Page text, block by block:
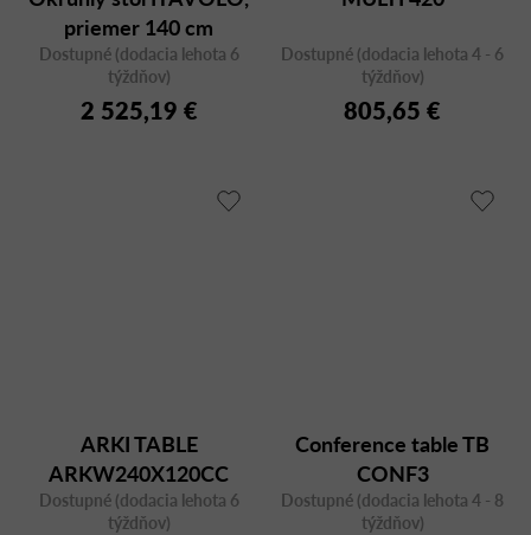
priemer 140 cm
Dostupné (dodacia lehota 6
týždňov)
2 525,19 €
Dostupné (dodacia lehota 4 - 6
týždňov)
805,65 €
ARKI TABLE
ARKW240X120CC
Dostupné (dodacia lehota 6
týždňov)
Conference table TB
CONF3
Dostupné (dodacia lehota 4 - 8
týždňov)